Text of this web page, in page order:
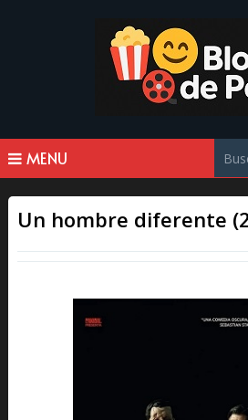
MENU
Un hombre diferente